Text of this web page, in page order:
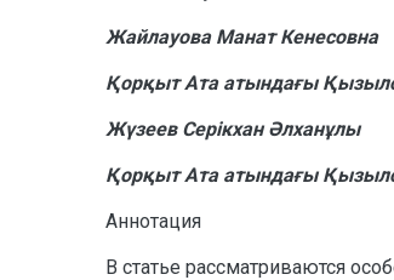
Жайлауова Манат Кенесовна
Қорқыт Ата атындағы
Жүзеев Серікхан Әлханұлы
Қорқыт Ата атындағы
Аннотация
В статье рассматриваются